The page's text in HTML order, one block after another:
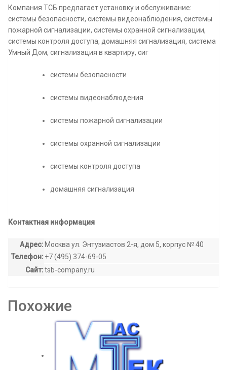
Компания ТСБ предлагает установку и обслуживание:
системы безопасности, системы видеонаблюдения, системы
пожарной сигнализации, системы охранной сигнализации,
системы контроля доступа, домашняя сигнализация, система
Умный Дом, сигнализация в квартиру, сиг
системы безопасности
системы видеонаблюдения
системы пожарной сигнализации
системы охранной сигнализации
системы контроля доступа
домашняя сигнализация
Контактная информация
Адрес: Москва ул. Энтузиастов 2-я, дом 5, корпус № 40
Телефон: +7 (495) 374-69-05
Сайт:tsb-company.ru
Похожие